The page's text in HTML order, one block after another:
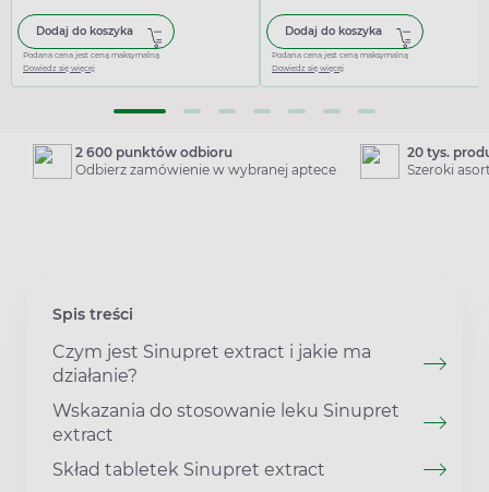
Dodaj do koszyka
Podana cena jest ceną maksymalną
Dowiedz się więcej
Dodaj do koszyka
Podana cena jest ceną maksymalną
Dowiedz się więcej
2 600 punktów odbioru
Odbierz zamówienie w wybranej aptece
20 tys.
Szeroki
Spis treści
Czym jest Sinupret extract i jakie ma
działanie?
Wskazania do stosowanie leku Sinupret
extract
Skład tabletek Sinupret extract